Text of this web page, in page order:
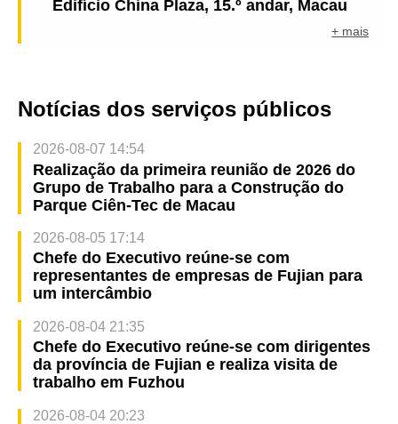
Edifício China Plaza, 15.º andar, Macau
+ mais
Notícias dos serviços públicos
2026-08-07 14:54
Realização da primeira reunião de 2026 do
Grupo de Trabalho para a Construção do
Parque Ciên-Tec de Macau
2026-08-05 17:14
Chefe do Executivo reúne-se com
representantes de empresas de Fujian para
um intercâmbio
2026-08-04 21:35
Chefe do Executivo reúne-se com dirigentes
da província de Fujian e realiza visita de
trabalho em Fuzhou
2026-08-04 20:23